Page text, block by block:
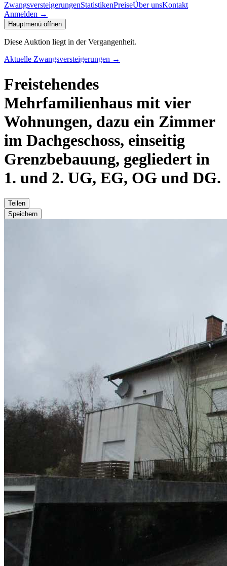
ZwangsversteigerungenStatistikenPreiseÜber unsKontakt
Anmelden →
Hauptmenü öffnen
Diese Auktion liegt in der Vergangenheit.
Aktuelle Zwangsversteigerungen →
Freistehendes
Mehrfamilienhaus mit vier
Wohnungen, dazu ein Zimmer
im Dachgeschoss, einseitig
Grenzbebauung, gegliedert in
1. und 2. UG, EG, OG und DG.
Teilen
Speichern